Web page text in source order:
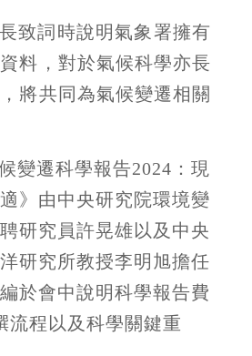
致詞時說明氣象署擁有
料，對於氣候科學亦長
將共同為氣候變遷相關
變遷科學報告2024：現
》由中央研究院環境變
研究員許晃雄以及中央
研究所教授李明旭擔任
於會中說明科學報告費
流程以及科學關鍵重